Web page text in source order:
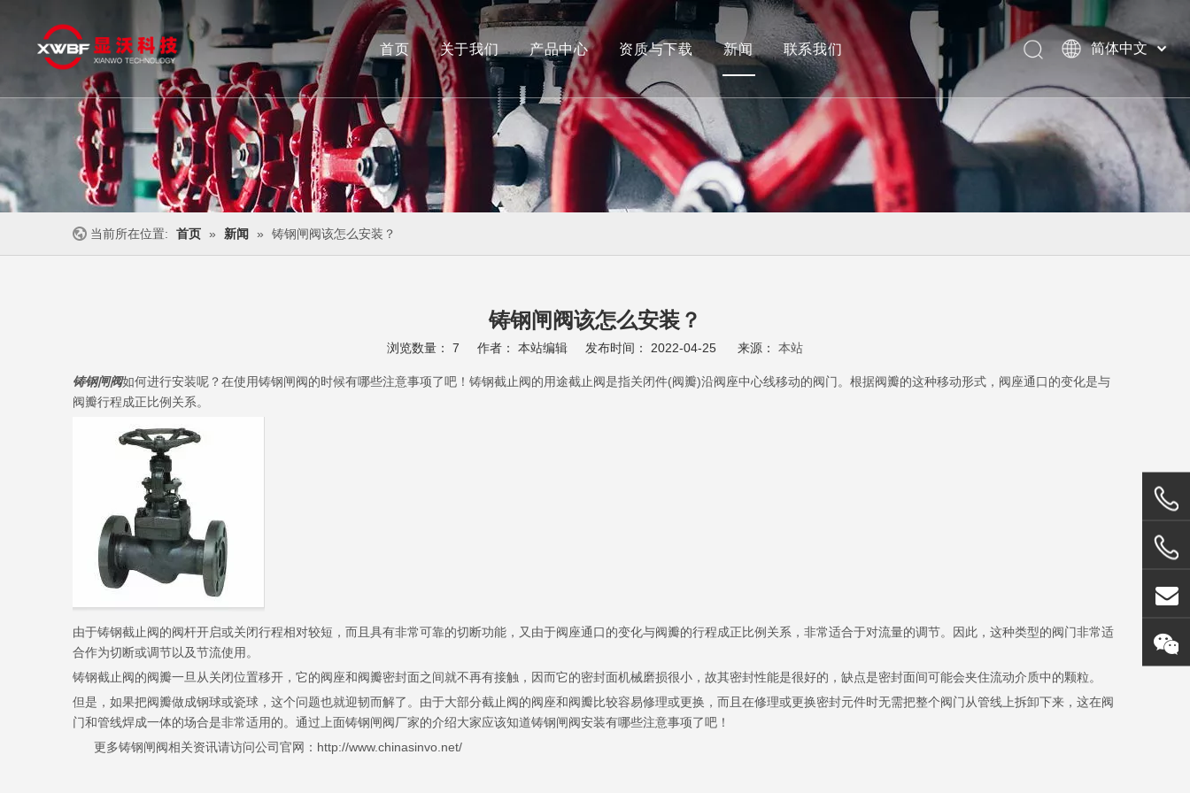
首页 关于我们 产品中心
闸阀 截止阀 船用阀 美标阀门
不锈钢阀门 止回阀 蝶阀
资质与下载 新闻 联系我们 简体中文
当前所在位置: 首页 » 新闻 » 铸钢闸阀该怎么安装？
铸钢闸阀该怎么安装？
浏览数量： 7 作者： 本站编辑 发布时间： 2022-04-25 来源： 本站
["wechat","weibo","qzone","douban","email"]
铸钢闸阀如何进行安装呢？在使用铸钢闸阀的时候有哪些注意事项了吧！铸钢截止阀的用途截止阀是指关闭件(阀瓣)沿阀座中心线移动的阀门。根据阀瓣的这种移动形式，阀座通口的变化是与
阀瓣行程成正比例关系。
由于铸钢截止阀的阀杆开启或关闭行程相对较短，而且具有非常可靠的切断功能，又由于阀座通口的变化与阀瓣的行程成正比例关系，非常适合于对流量的调节。因此，这种类型的阀门非常适
合作为切断或调节以及节流使用。
铸钢截止阀的阀瓣一旦从关闭位置移开，它的阀座和阀瓣密封面之间就不再有接触，因而它的密封面机械磨损很小，故其密封性能是很好的，缺点是密封面间可能会夹住流动介质中的颗粒。
但是，如果把阀瓣做成钢球或瓷球，这个问题也就迎韧而解了。由于大部分截止阀的阀座和阀瓣比较容易修理或更换，而且在修理或更换密封元件时无需把整个阀门从管线上拆卸下来，这在阀
门和管线焊成一体的场合是非常适用的。通过上面铸钢闸阀厂家的介绍大家应该知道铸钢闸阀安装有哪些注意事项了吧！
更多铸钢闸阀相关资讯请访问公司官网：http://www.chinasinvo.net/